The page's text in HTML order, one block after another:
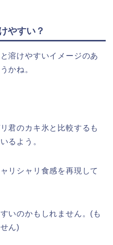
やすい？
溶けやすいイメージのあ
かね。
君のカキ氷と比較するも
るよう。
リシャリ食感を再現して
いのかもしれません。(も
ん)